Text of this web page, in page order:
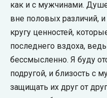
как и с мужчинами.
вне половых различий, и
кругу ценностей,
последнего вздоха,
бессмысленно. Я буду
подругой, и близость с
защищать их друг от